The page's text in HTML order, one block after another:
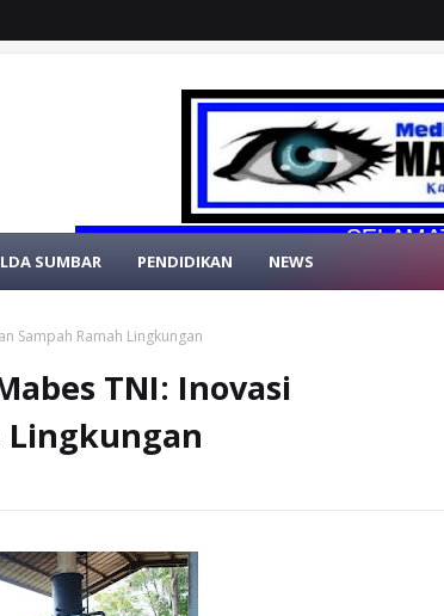
SELAMAT
SUMBAR PENDIDIKAN NEWS
Sampah Ramah Lingkungan
TNI: Inovasi
Lingkungan